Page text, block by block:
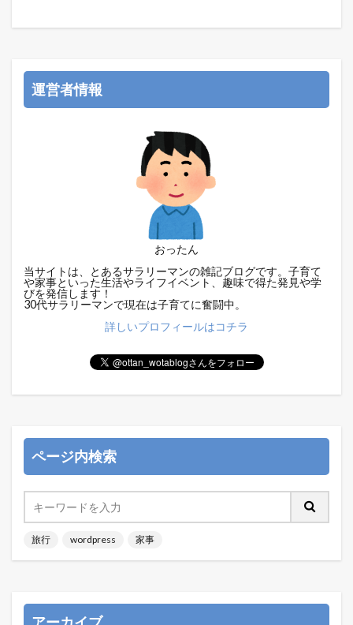
運営者情報
おったん
当サイトは、とあるサラリーマンの雑記ブログです。子育て
や家事といった生活やライフイベント、趣味で得た発見や学
びを発信します！
30代サラリーマンで現在は子育てに奮闘中。
詳しいプロフィールはコチラ
ページ内検索
旅行 wordpress 家事